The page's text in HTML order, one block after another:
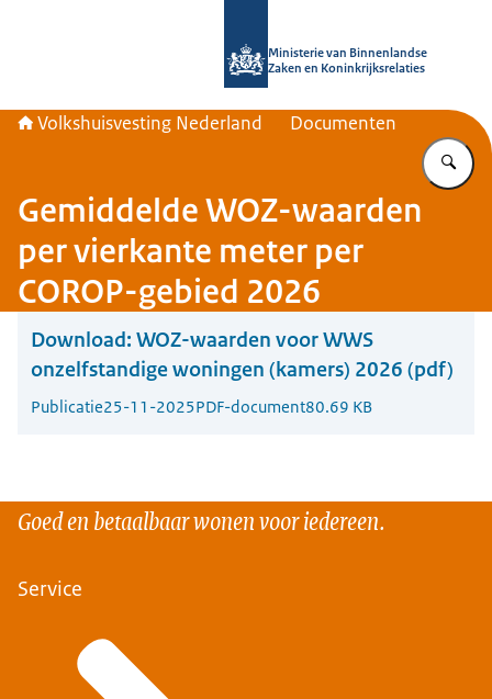
Ministerie van Binnenlandse
Zaken en Koninkrijksrelaties
Volkshuisvesting Nederland Documenten
Gemiddelde WOZ-waarden
per vierkante meter per
COROP-gebied 2026
Download: WOZ-waarden voor WWS
onzelfstandige woningen (kamers) 2026 (pdf)
Publicatie25-11-2025PDF-document80.69 KB
Goed en betaalbaar wonen voor iedereen.
Service